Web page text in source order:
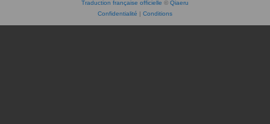
r
Traduction française officielle © Qiaeru
Confidentialité | Conditions